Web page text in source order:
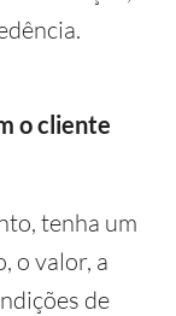
o cliente
tenha um
o valor, a
de